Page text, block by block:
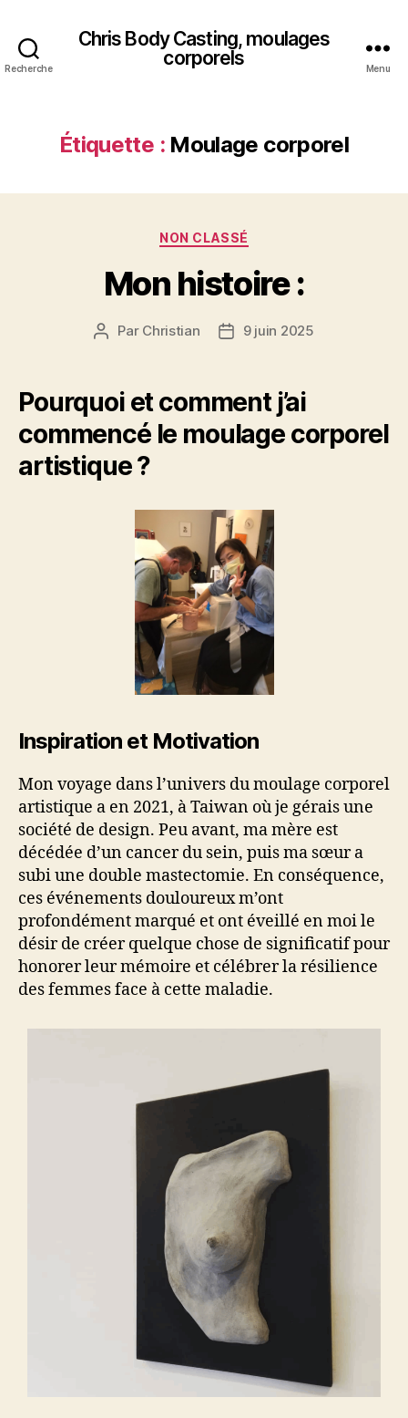
Recherche
Chris Body Casting, moulages
corporels
Menu
Étiquette : Moulage corporel
Catégories
NON CLASSÉ
Mon histoire :
Auteur
Par Christian
Date9 juin 2025
Pourquoi et comment j’ai
commencé le moulage corporel
artistique ?
Inspiration et Motivation
Mon voyage dans l’univers du moulage corporel
artistique a en 2021, à Taiwan où je gérais une
société de design. Peu avant, ma mère est
décédée d’un cancer du sein, puis ma sœur a
subi une double mastectomie. En conséquence,
ces événements douloureux m’ont
profondément marqué et ont éveillé en moi le
désir de créer quelque chose de significatif pour
honorer leur mémoire et célébrer la résilience
des femmes face à cette maladie.